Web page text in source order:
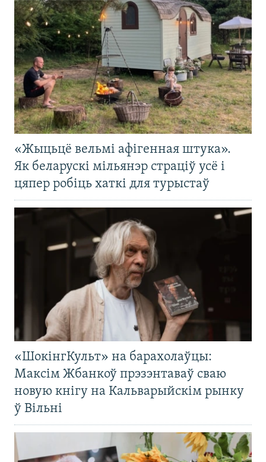
«Жыцьцё вельмі афігенная штука».
Як беларускі мільянэр страціў усё і
цяпер робіць хаткі для турыстаў
«ШокінгКульт» на барахолаўцы:
Максім Жбанкоў прэзэнтаваў сваю
новую кнігу на Кальварыйскім рынку
ў Вільні